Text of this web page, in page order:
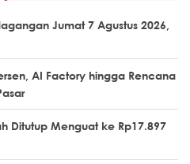
Jumat 7 Agustus 2026,
AI Factory hingga Rencana
Ditutup Menguat ke Rp17.897